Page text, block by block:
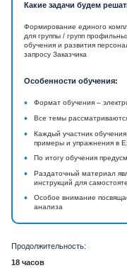
Какие задачи будем
Формирование единого
для группы / групп
обучения и развития
запросу Заказчика
Особенности обучения:
• Формат обучения –
• Все темы
•
Каждый участник
примеры и упражнения в
• По итогу обучения
•
Раздаточный материал
инструкций для
•
Особое внимание
анализа
Продолжительность:
18 часов